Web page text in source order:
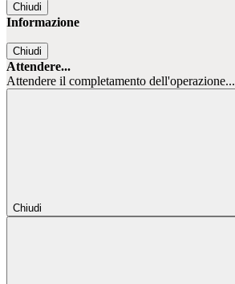
Chiudi
Informazione
Chiudi
Attendere...
Attendere il completamento dell'operazione...
Chiudi